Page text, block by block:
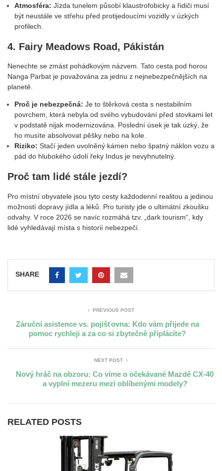
Atmosféra: Jízda tunelem působí klaustrofobicky a řidiči musí
být neustále ve střehu před protijedoucími vozidly v úzkých
profilech.
4. Fairy Meadows Road, Pákistán
Nenechte se zmást pohádkovým názvem. Tato cesta pod horou
Nanga Parbat je považována za jednu z nejnebezpečnějších na
planetě.
Proč je nebezpečná: Je to štěrková cesta s nestabilním
povrchem, která nebyla od svého vybudování před stovkami let
v podstatě nijak modernizována. Poslední úsek je tak úzký, že
ho musíte absolvovat pěšky nebo na kole.
Riziko: Stačí jeden uvolněný kámen nebo špatný náklon vozu a
pád do hlubokého údolí řeky Indus je nevyhnutelný.
Proč tam lidé stále jezdí?
Pro místní obyvatele jsou tyto cesty každodenní realitou a jedinou
možností dopravy jídla a léků. Pro turisty jde o ultimátní zkoušku
odvahy. V roce 2026 se navíc rozmáhá tzv. „dark tourism“, kdy
lidé vyhledávají místa s historií nebezpečí.
SHARE
PREVIOUS POST
Záruční asistence vs. pojišťovna: Kdo vám přijede na
pomoc rychleji a za co si zbytečně připlácíte?
NEXT POST
Nový hráč na obzoru: Co víme o očekávané Mazdě CX-40
a vyplní mezeru mezi oblíbenými modely?
RELATED POSTS